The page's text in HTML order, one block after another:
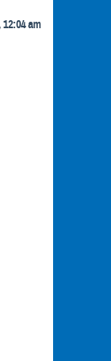
am